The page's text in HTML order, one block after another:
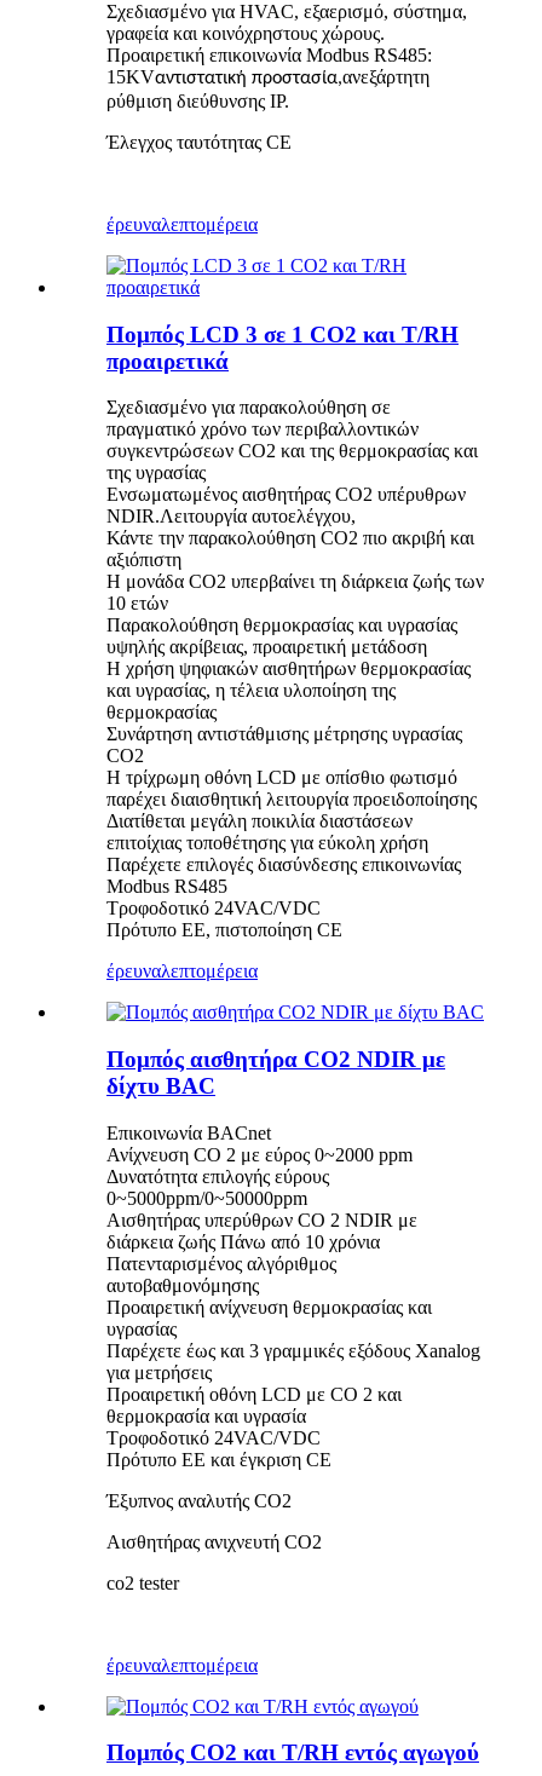
Σχεδιασμένο για HVAC, εξαερισμό, σύστημα,
γραφεία και κοινόχρηστους χώρους.
Προαιρετική επικοινωνία Modbus RS485:
15KVαντιστατική προστασία,ανεξάρτητη
ρύθμιση διεύθυνσης IP.
Έλεγχος ταυτότητας CE
έρευναλεπτομέρεια
Πομπός LCD 3 σε 1 CO2 και T/RH
προαιρετικά
Σχεδιασμένο για παρακολούθηση σε
πραγματικό χρόνο των περιβαλλοντικών
συγκεντρώσεων CO2 και της θερμοκρασίας και
της υγρασίας
Ενσωματωμένος αισθητήρας CO2 υπέρυθρων
NDIR.Λειτουργία αυτοελέγχου,
Κάντε την παρακολούθηση CO2 πιο ακριβή και
αξιόπιστη
Η μονάδα CO2 υπερβαίνει τη διάρκεια ζωής των
10 ετών
Παρακολούθηση θερμοκρασίας και υγρασίας
υψηλής ακρίβειας, προαιρετική μετάδοση
Η χρήση ψηφιακών αισθητήρων θερμοκρασίας
και υγρασίας, η τέλεια υλοποίηση της
θερμοκρασίας
Συνάρτηση αντιστάθμισης μέτρησης υγρασίας
CO2
Η τρίχρωμη οθόνη LCD με οπίσθιο φωτισμό
παρέχει διαισθητική λειτουργία προειδοποίησης
Διατίθεται μεγάλη ποικιλία διαστάσεων
επιτοίχιας τοποθέτησης για εύκολη χρήση
Παρέχετε επιλογές διασύνδεσης επικοινωνίας
Modbus RS485
Τροφοδοτικό 24VAC/VDC
Πρότυπο ΕΕ, πιστοποίηση CE
έρευναλεπτομέρεια
Πομπός αισθητήρα CO2 NDIR με
δίχτυ BAC
Επικοινωνία BACnet
Ανίχνευση CO 2 με εύρος 0~2000 ppm
Δυνατότητα επιλογής εύρους
0~5000ppm/0~50000ppm
Αισθητήρας υπερύθρων CO 2 NDIR με
διάρκεια ζωής Πάνω από 10 χρόνια
Πατενταρισμένος αλγόριθμος
αυτοβαθμονόμησης
Προαιρετική ανίχνευση θερμοκρασίας και
υγρασίας
Παρέχετε έως και 3 γραμμικές εξόδους Xanalog
για μετρήσεις
Προαιρετική οθόνη LCD με CO 2 και
θερμοκρασία και υγρασία
Τροφοδοτικό 24VAC/VDC
Πρότυπο ΕΕ και έγκριση CE
Έξυπνος αναλυτής CO2
Αισθητήρας ανιχνευτή CO2
co2 tester
έρευναλεπτομέρεια
Πομπός CO2 και T/RH εντός αγωγού